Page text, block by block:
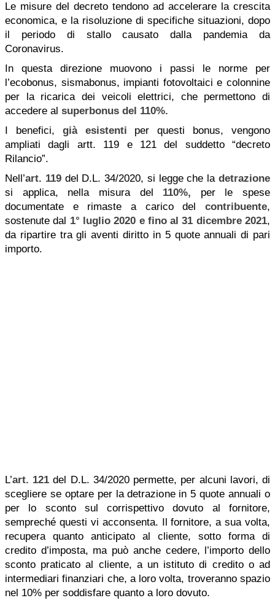
Le misure del decreto tendono ad accelerare la crescita
economica, e la risoluzione di specifiche situazioni, dopo
il periodo di stallo causato dalla pandemia da
Coronavirus.
In questa direzione muovono i passi le norme per
l’ecobonus, sismabonus, impianti fotovoltaici e colonnine
per la ricarica dei veicoli elettrici, che permettono di
accedere al superbonus del 110%.
I benefici, già esistenti per questi bonus, vengono
ampliati dagli artt. 119 e 121 del suddetto “decreto
Rilancio”.
Nell’art. 119 del D.L. 34/2020, si legge che ladetrazione
si applica, nella misura del 110%, per le spese
documentate e rimaste a carico del contribuente,
sostenute dal 1° luglio 2020 e fino al 31 dicembre 2021,
da ripartire tra gli aventi diritto in 5 quote annuali di pari
importo.
L’art. 121del D.L. 34/2020 permette, per alcuni lavori, di
scegliere se optare per la detrazione in 5 quote annuali o
per lo sconto sul corrispettivo dovuto al fornitore,
sempreché questi vi acconsenta. Il fornitore, a sua volta,
recupera quanto anticipato al cliente, sotto forma di
credito d’imposta, ma può anche cedere, l’importo dello
sconto praticato al cliente, a un istituto di credito o ad
intermediari finanziari che, a loro volta, troveranno spazio
nel 10% per soddisfare quanto a loro dovuto.